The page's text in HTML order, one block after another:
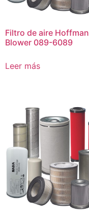
Filtro de aire Hoffman
Blower 089-6089
Leer más